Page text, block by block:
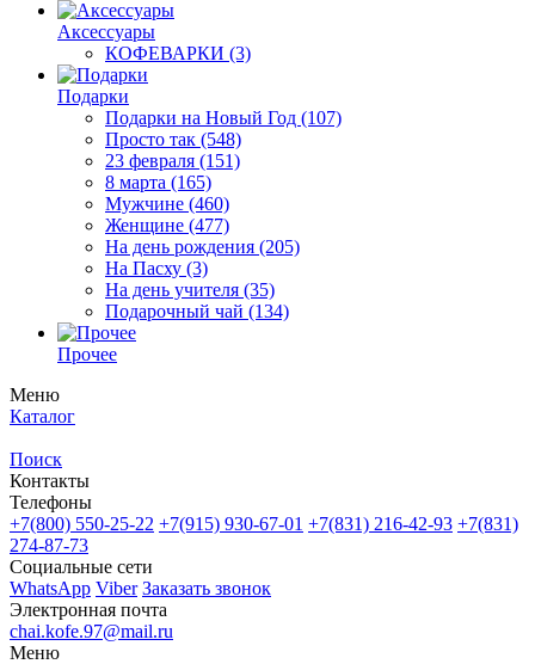
Аксессуары
КОФЕВАРКИ (3)
Подарки
Подарки на Новый Год (107)
Просто так (548)
23 февраля (151)
8 марта (165)
Мужчине (460)
Женщине (477)
На день рождения (205)
На Пасху (3)
На день учителя (35)
Подарочный чай (134)
Прочее
Меню
Каталог
Поиск
Контакты
Телефоны
+7(800) 550-25-22 +7(915) 930-67-01 +7(831) 216-42-93 +7(831)
274-87-73
Социальные сети
WhatsApp Viber Заказать звонок
Электронная почта
chai.kofe.97@mail.ru
Меню